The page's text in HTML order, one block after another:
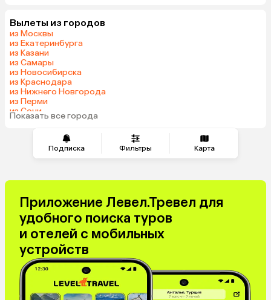
Подписка Фильтры Карта
Грузия
Армения
Казахстан
Узбекистан
Сербия
Катар
Иордания
Саудовская Аравия
Таджикистан
Венгрия
Болгария
Вылеты из городов
из Москвы
из Екатеринбурга
из Казани
из Самары
из Новосибирска
из Краснодара
из Нижнего Новгорода
из Перми
из Сочи
из Челябинска
Показать все города
Приложение Левел.Тревел для
удобного поиска туров
и отелей с мобильных
устройств